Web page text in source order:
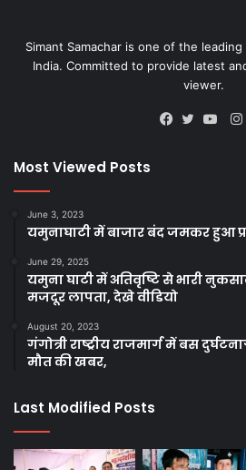
Simant Samachar is one of the
India. Committed to provide latest
viewer.
Most Viewed Posts
June 3, 2023
यमुनाघाटी में बाजार बंद जमकर हुआ
June 29, 2025
यमुना घाटी में अतिवृष्टि से भारी
मजदूर लापता, देखे वीडियो
August 20, 2023
गंगोत्री राष्ट्रीय राजमार्ग में बस
मौत की खबर,
Last Modified Posts